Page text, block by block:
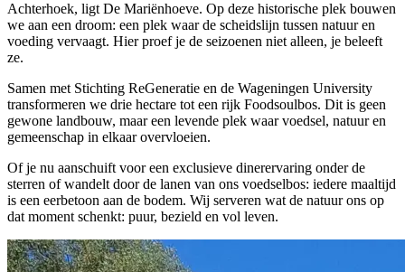
Achterhoek, ligt De Mariënhoeve. Op deze historische plek bouwen
we aan een droom: een plek waar de scheidslijn tussen natuur en
voeding vervaagt. Hier proef je de seizoenen niet alleen, je beleeft
ze.
Samen met Stichting ReGeneratie en de Wageningen University
transformeren we drie hectare tot een rijk Foodsoulbos. Dit is geen
gewone landbouw, maar een levende plek waar voedsel, natuur en
gemeenschap in elkaar overvloeien.
Of je nu aanschuift voor een exclusieve dinerervaring onder de
sterren of wandelt door de lanen van ons voedselbos: iedere maaltijd
is een eerbetoon aan de bodem. Wij serveren wat de natuur ons op
dat moment schenkt: puur, bezield en vol leven.